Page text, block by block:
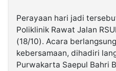
Perayaan hari jadi
Poliklinik Rawat Jalan
(18/10). Acara
kebersamaan, dihadiri
Purwakarta Saepul Bahri